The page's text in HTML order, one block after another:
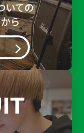
いての
ら